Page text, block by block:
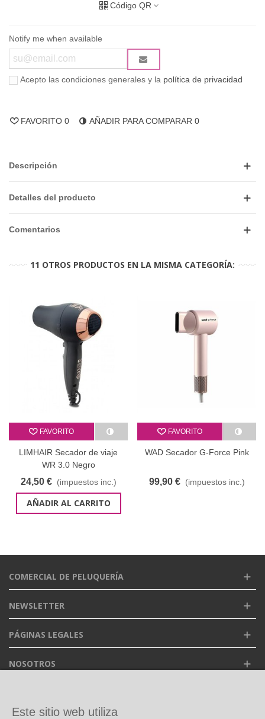
Código QR
Notify me when available
Acepto las condiciones generales y la política de privacidad
FAVORITO 0 AÑADIR PARA COMPARAR 0
Descripción
Detalles del producto
Comentarios
11 OTROS PRODUCTOS EN LA MISMA CATEGORÍA:
FAVORITO
LIMHAIR Secador de viaje
WR 3.0 Negro
24,50 € (impuestos inc.)
AÑADIR AL CARRITO
FAVORITO
WAD Secador G-Force Pink
99,90 € (impuestos inc.)
COMERCIAL DE PELUQUERÍA
NEWSLETTER
PÁGINAS LEGALES
NOSOTROS
Este sitio web utiliza